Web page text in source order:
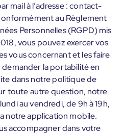
mail à l’adresse : contact-
au Règlement
Personnelles (RGPD) mis
vous pouvez exercer vos
vous concernant et les faire
la portabilité en
dans notre politique de
toute autre question, notre
au vendredi, de 9h à 19h,
notre application mobile.
accompagner dans votre